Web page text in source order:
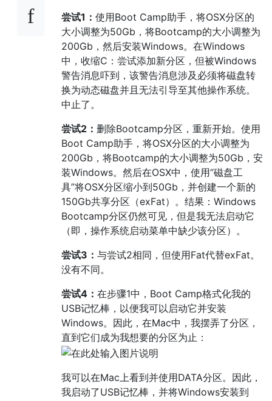
尝试1： 使用Boot Camp助手，将OSX分区的
大小调整为50Gb，将Bootcamp的大小调整为
200Gb，然后安装Windows。在Windows
中，收缩C：尝试添加新分区，但被Windows
警告消息吓到，该警告消息涉及必须将磁盘转
换为动态磁盘并且无法引导至其他操作系统。
中止了。
尝试2： 删除Bootcamp分区，重新开始。使用
Boot Camp助手，将OSX分区的大小调整为
200Gb，将Bootcamp的大小调整为50Gb，安
装Windows。然后在OSX中，使用“磁盘工
具”将OSX分区缩小到50Gb，并创建一个新的
150Gb共享分区（exFat）。结果：Windows
Bootcamp分区仍然可见，但是我无法启动它
（即，操作系统启动菜单中缺少该分区）。
尝试3： 与尝试2相同，但使用Fat代替exFat。
没有不同。
尝试4： 在步骤1中，Boot Camp格式化我的
USB记忆棒，以便我可以启动它并安装
Windows。因此，在Mac中，我摆弄了分区，
直到它们成为我想要的分区为止：
我可以在Mac上看到并使用DATA分区。因此，
我启动了USB记忆棒，并将Windows安装到